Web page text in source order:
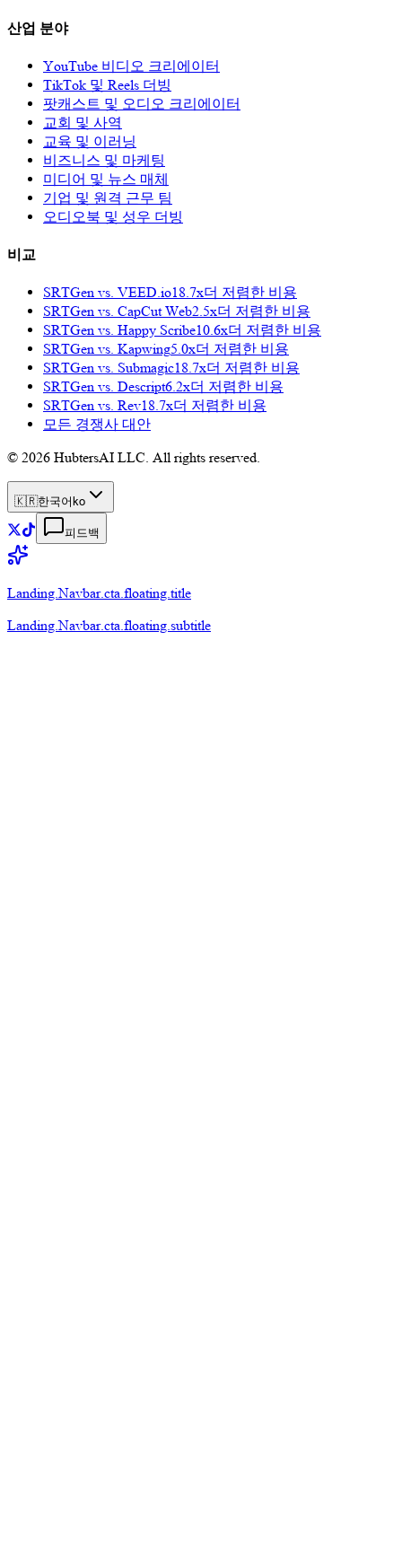
산업 분야
YouTube 비디오 크리에이터
TikTok 및 Reels 더빙
팟캐스트 및 오디오 크리에이터
교회 및 사역
교육 및 이러닝
비즈니스 및 마케팅
미디어 및 뉴스 매체
기업 및 원격 근무 팀
오디오북 및 성우 더빙
비교
SRTGen vs. VEED.io18.7x더 저렴한 비용
SRTGen vs. CapCut Web2.5x더 저렴한 비용
SRTGen vs. Happy Scribe10.6x더 저렴한 비용
SRTGen vs. Kapwing5.0x더 저렴한 비용
SRTGen vs. Submagic18.7x더 저렴한 비용
SRTGen vs. Descript6.2x더 저렴한 비용
SRTGen vs. Rev18.7x더 저렴한 비용
모든 경쟁사 대안
© 2026 HubtersAI LLC. All rights reserved.
🇰🇷한국어ko
피드백
Landing.Navbar.cta.floating.title
Landing.Navbar.cta.floating.subtitle